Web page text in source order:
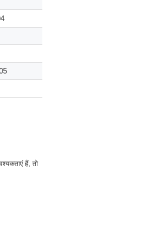
हैं, तो